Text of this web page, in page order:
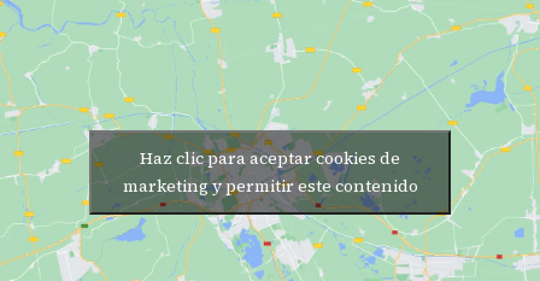
Haz clic para aceptar cookies de
marketing y permitir este contenido